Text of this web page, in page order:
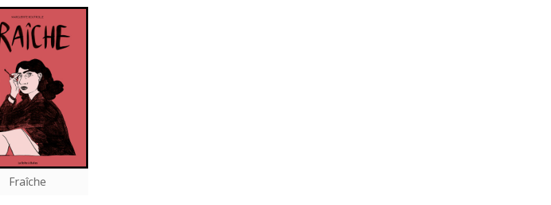
Fraîche